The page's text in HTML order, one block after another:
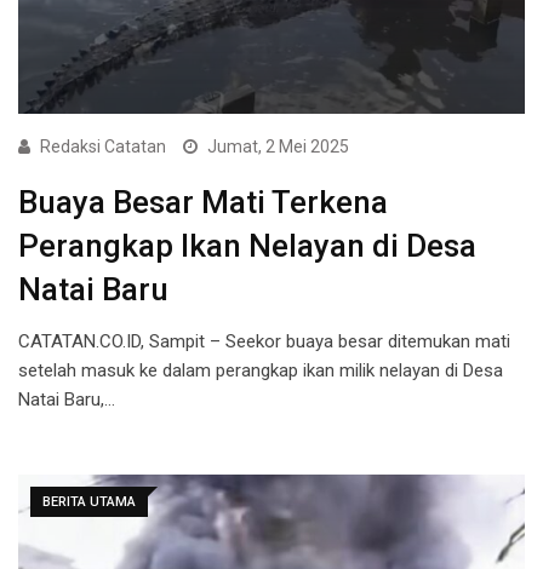
Redaksi Catatan Jumat, 2 Mei 2025
Buaya Besar Mati Terkena
Perangkap Ikan Nelayan di Desa
Natai Baru
CATATAN.CO.ID, Sampit – Seekor buaya besar ditemukan mati
setelah masuk ke dalam perangkap ikan milik nelayan di Desa
Natai Baru,…
BERITA UTAMA